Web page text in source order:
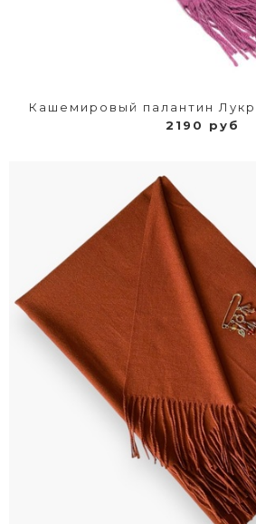
Кашемировый палантин
2190 руб